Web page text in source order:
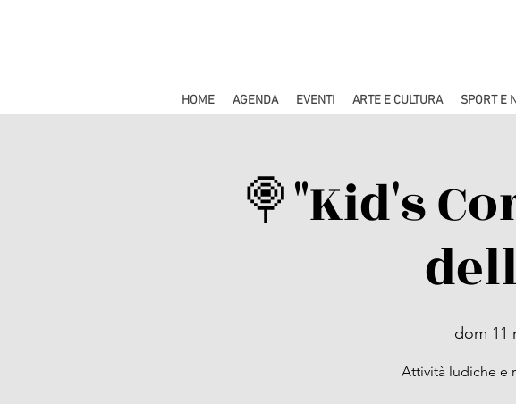
HOME AGENDA EVENTI ARTE E CULTURA SPORT E
🍭"Kid's
dom 11
Attività ludiche e